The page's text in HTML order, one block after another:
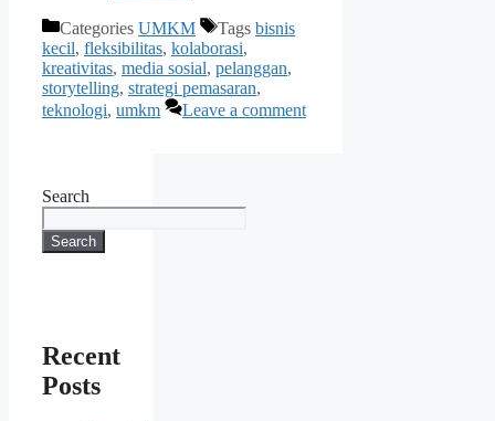
Categories UMKM Tags bisnis
kecil, fleksibilitas, kolaborasi,
kreativitas, media sosial, pelanggan,
storytelling, strategi pemasaran,
teknologi, umkm Leave a comment
Search
Search
Recent
Posts